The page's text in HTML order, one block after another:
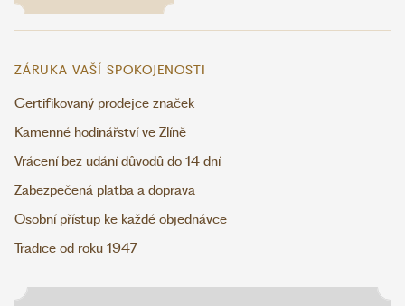
ZÁRUKA VAŠÍ SPOKOJENOSTI
Certifikovaný prodejce značek
Kamenné hodinářství ve Zlíně
Vrácení bez udání důvodů do 14 dní
Zabezpečená platba a doprava
Osobní přístup ke každé objednávce
Tradice od roku 1947